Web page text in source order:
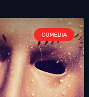
COMÉDIA